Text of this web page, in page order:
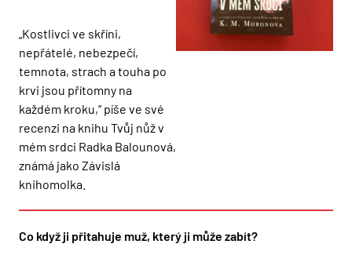
„Kostlivci ve skříni,
nepřátelé, nebezpečí,
temnota, strach a touha po
krvi jsou přítomny na
každém kroku,“ píše ve své
recenzi na knihu Tvůj nůž v
mém srdci Radka Balounová,
známá jako Závislá
knihomolka.
Co když ji přitahuje muž, který ji může zabít?